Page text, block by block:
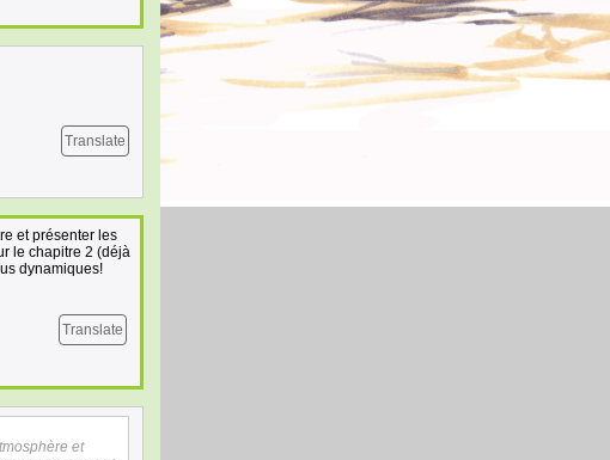
Translate
et présenter les
le chapitre 2 (déjà
dynamiques!
Translate
et